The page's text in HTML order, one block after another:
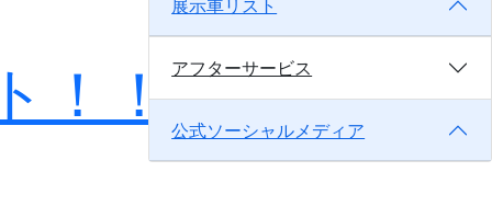
展示車リスト
アフターサービス
公式ソーシャルメディア
！！～